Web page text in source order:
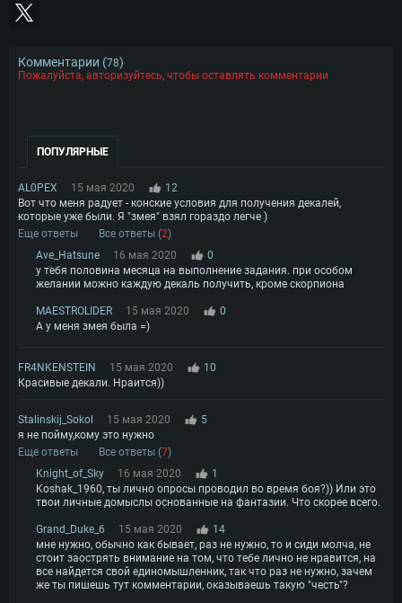
Комментарии (78)
Пожалуйста, авторизуйтесь, чтобы оставлять комментарии
ПОПУЛЯРНЫЕ
AL0PEX 15 мая 2020
12
Вот что меня радует - конские условия для получения декалей,
которые уже были. Я "змея" взял гораздо легче )
Еще ответы
Все ответы (2)
Ave_Hatsune
16 мая 2020
0
у тебя половина месяца на выполнение задания. при особом
желании можно каждую декаль получить, кроме скорпиона
MAESTROLIDER 15 мая 2020
0
А у меня змея была =)
FR4NKENSTEIN 15 мая 2020
10
Красивые декали. Нраится))
Stalinskij_Sokol 15 мая 2020
5
я не пойму,кому это нужно
Еще ответы
Все ответы (7)
Knight_of_Sky
16 мая 2020
1
Koshak_1960, ты лично опросы проводил во время боя?)) Или это
твои личные домыслы основанные на фантазии. Что скорее всего.
Grand_Duke_6 15 мая 2020
14
мне нужно, обычно как бывает, раз не нужно, то и сиди молча, не
стоит заострять внимание на том, что тебе лично не нравится, на
все найдется свой единомышленник, так что раз не нужно, зачем
же ты пишешь тут комментарии, оказываешь такую "честь"?